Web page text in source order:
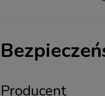
Producent